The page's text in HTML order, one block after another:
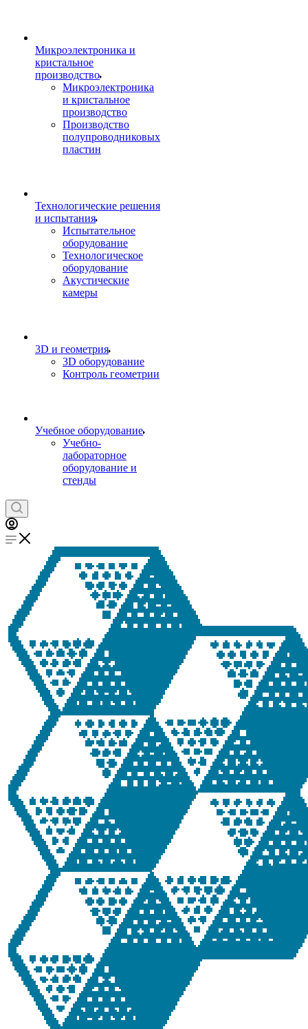
Микроэлектроника и
кристальное
производство
Микроэлектроника
и кристальное
производство
Производство
полупроводниковых
пластин
Технологические решения
и испытания
Испытательное
оборудование
Технологическое
оборудование
Акустические
камеры
3D и геометрия
3D оборудование
Контроль геометрии
Учебное оборудование
Учебно-
лабораторное
оборудование и
стенды